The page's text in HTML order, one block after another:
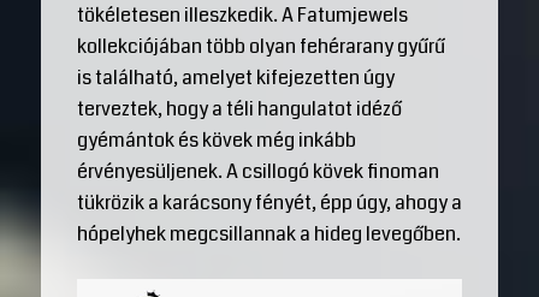
tökéletesen illeszkedik. A Fatumjewels
kollekciójában több olyan fehérarany gyűrű
is található, amelyet kifejezetten úgy
terveztek, hogy a téli hangulatot idéző
gyémántok és kövek még inkább
érvényesüljenek. A csillogó kövek finoman
tükrözik a karácsony fényét, épp úgy, ahogy a
hópelyhek megcsillannak a hideg levegőben.